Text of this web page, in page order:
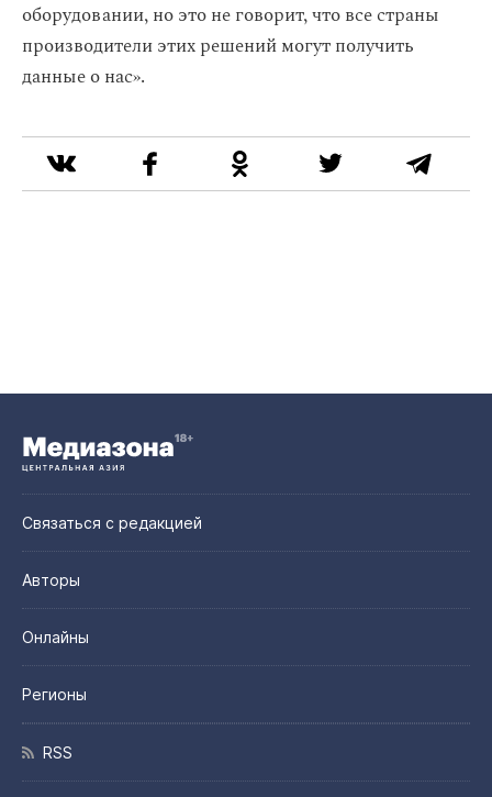
оборудовании, но это не говорит, что все страны
производители этих решений могут получить
данные о нас».
Связаться с редакцией
Авторы
Онлайны
Регионы
RSS